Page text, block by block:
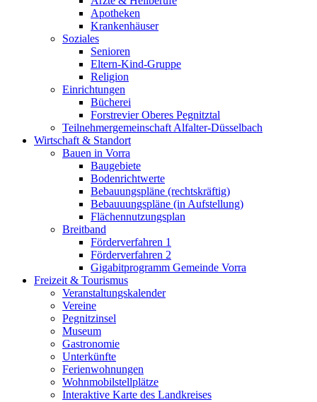
Apotheken
Krankenhäuser
Soziales
Senioren
Eltern-Kind-Gruppe
Religion
Einrichtungen
Bücherei
Forstrevier Oberes Pegnitztal
Teilnehmergemeinschaft Alfalter-Düsselbach
Wirtschaft & Standort
Bauen in Vorra
Baugebiete
Bodenrichtwerte
Bebauungspläne (rechtskräftig)
Bebauuungspläne (in Aufstellung)
Flächennutzungsplan
Breitband
Förderverfahren 1
Förderverfahren 2
Gigabitprogramm Gemeinde Vorra
Freizeit & Tourismus
Veranstaltungskalender
Vereine
Pegnitzinsel
Museum
Gastronomie
Unterkünfte
Ferienwohnungen
Wohnmobilstellplätze
Interaktive Karte des Landkreises